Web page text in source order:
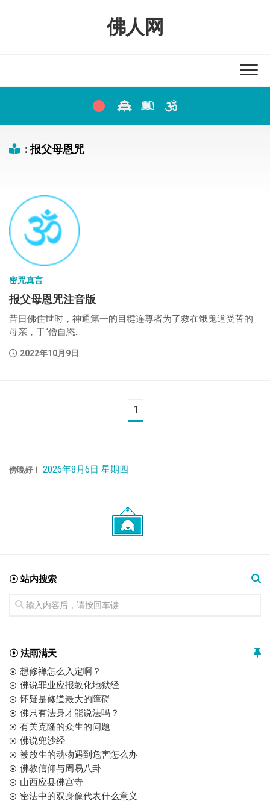
佛人网
:报父母恩咒
密咒真言
报父母恩咒注音版
昔日佛住世时，神通第一的目犍连尊者为了救在饿鬼道受苦的
母亲，于“僧自恣...
2022年10月9日
1
傍晚好！ 2026年8月6日 星期四
☉ 站内搜索
☉ 法雨满天
想修禅怎么入定啊？
佛说罪业应报教化地狱经
怀疑是修道最大的障碍
佛只有法身才能说法吗？
有关克隆的众生的问题
佛说兜沙经
被放生的动物遇到危害怎么办
佛教信仰与周易八卦
山西应县佛宫寺
密法中的双身像代表什么意义